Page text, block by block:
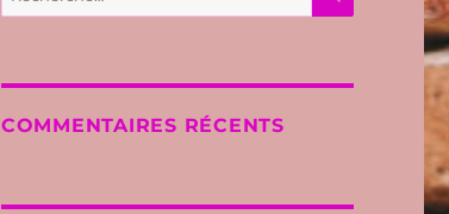
pour :
COMMENTAIRES RÉCENTS